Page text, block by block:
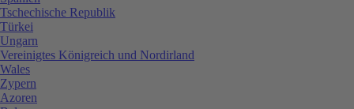
Tschechische Republik
Türkei
Ungarn
Vereinigtes Königreich und Nordirland
Wales
Zypern
Azoren